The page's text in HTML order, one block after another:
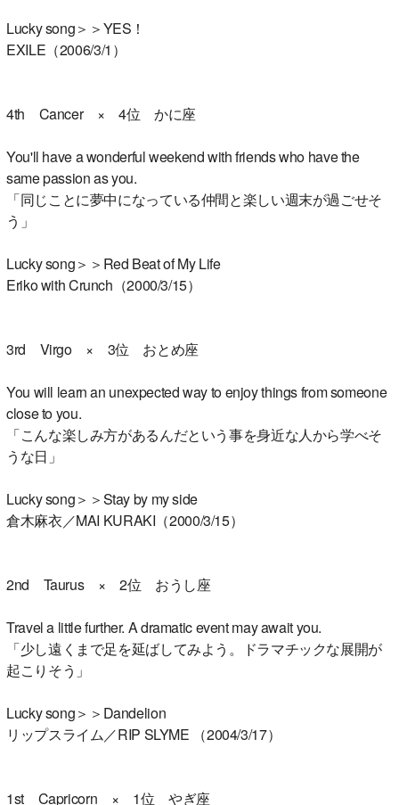
Lucky song＞＞YES！
EXILE（2006/3/1）
4th Cancer × 4位 かに座
You'll have a wonderful weekend with friends who have the
same passion as you.
「同じことに夢中になっている仲間と楽しい週末が過ごせそ
う」
Lucky song＞＞Red Beat of My Life
Eriko with Crunch（2000/3/15）
3rd Virgo × 3位 おとめ座
You will learn an unexpected way to enjoy things from someone
close to you.
「こんな楽しみ方があるんだという事を身近な人から学べそ
うな日」
Lucky song＞＞Stay by my side
倉木麻衣／MAI KURAKI（2000/3/15）
2nd Taurus × 2位 おうし座
Travel a little further. A dramatic event may await you.
「少し遠くまで足を延ばしてみよう。ドラマチックな展開が
起こりそう」
Lucky song＞＞Dandelion
リップスライム／RIP SLYME （2004/3/17）
1st Capricorn × 1位 やぎ座